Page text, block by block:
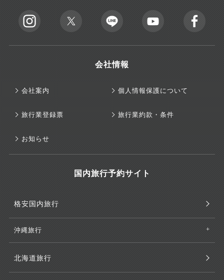
会社情報
会社案内 個人情報保護について
旅行業登録票 旅行業約款・条件
お知らせ
国内旅行予約サイト
格安国内旅行
沖縄旅行
北海道旅行